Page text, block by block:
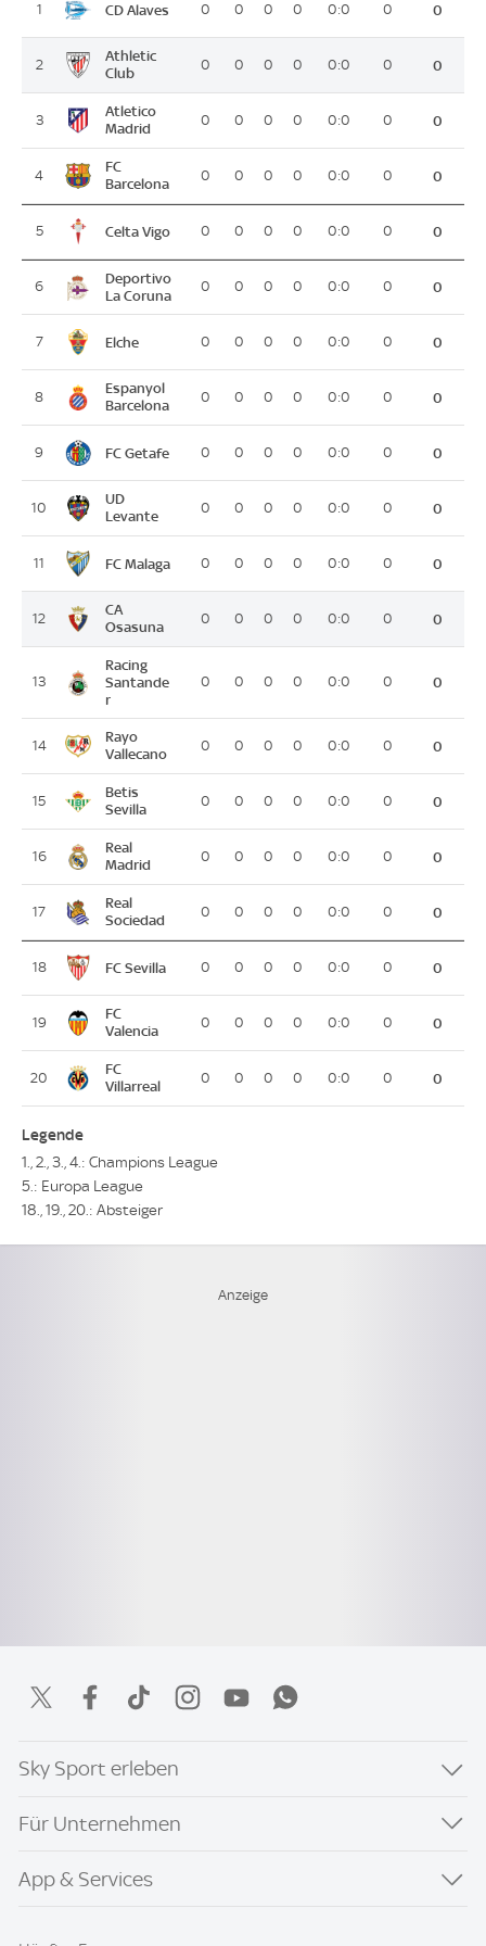
1 CD Alaves 0 0 0 0 0:0 0 0
2
Athletic
Club
0 0 0 0 0:0 0 0
3
Atletico
Madrid
0 0 0 0 0:0 0 0
4
FC
Barcelona
0 0 0 0 0:0 0 0
5 Celta Vigo 0 0 0 0 0:0 0 0
6
Deportivo
La Coruna
0 0 0 0 0:0 0 0
7 Elche 0 0 0 0 0:0 0 0
8
Espanyol
Barcelona
0 0 0 0 0:0 0 0
9 FC Getafe 0 0 0 0 0:0 0 0
10
UD
Levante
0 0 0 0 0:0 0 0
11 FC Malaga 0 0 0 0 0:0 0 0
12
CA
Osasuna
0 0 0 0 0:0 0 0
13
Racing
Santande
r
0 0 0 0 0:0 0 0
14
Rayo
Vallecano
0 0 0 0 0:0 0 0
15
Betis
Sevilla
0 0 0 0 0:0 0 0
16
Real
Madrid
0 0 0 0 0:0 0 0
17
Real
Sociedad
0 0 0 0 0:0 0 0
18 FC Sevilla 0 0 0 0 0:0 0 0
19
FC
Valencia
0 0 0 0 0:0 0 0
20
FC
Villarreal
0 0 0 0 0:0 0 0
Legende
1., 2., 3., 4.: Champions League
5.: Europa League
18., 19., 20.: Absteiger
Sky Sport erleben
Für Unternehmen
App & Services